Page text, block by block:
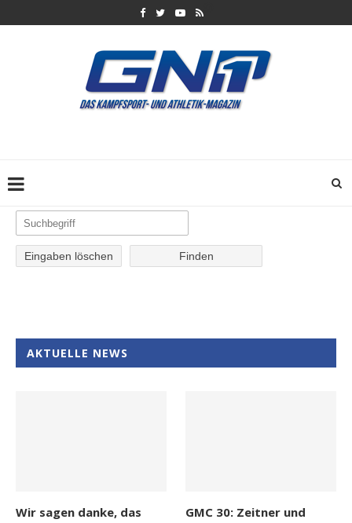
Eingaben löschen
AKTUELLE NEWS
Wir sagen danke, das
GMC 30: Zeitner und